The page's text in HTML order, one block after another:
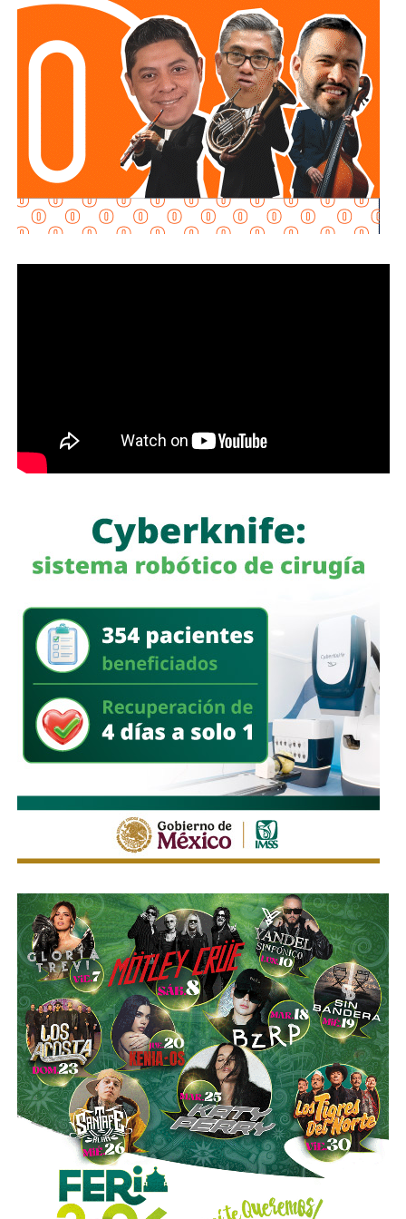
inversión permitirá reducir riesgos para el personal
operativo, atender con mayor rapidez situaciones de
emergencia y garantizar más seguridad y tranquilidad a las
familias potosinas.
Defensa Nacional mediante la aplicación del Plan DN-III-E,